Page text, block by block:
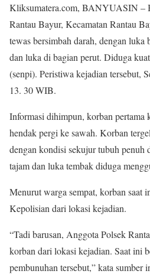
Kliksumatera.com, BANYUASIN –
Rantau Bayur, Kecamatan Rantau
tewas bersimbah darah, dengan luka
dan luka di bagian perut. Diduga
(senpi). Peristiwa kejadian tersebut,
13. 30 WIB.
Informasi dihimpun, korban pertama
hendak pergi ke sawah. Korban
dengan kondisi sekujur tubuh penuh
tajam dan luka tembak diduga
Menurut warga sempat, korban saat
Kepolisian dari lokasi kejadian.
“Tadi barusan, Anggota Polsek
korban dari lokasi kejadian. Saat ini
pembunuhan tersebut,” kata sumber